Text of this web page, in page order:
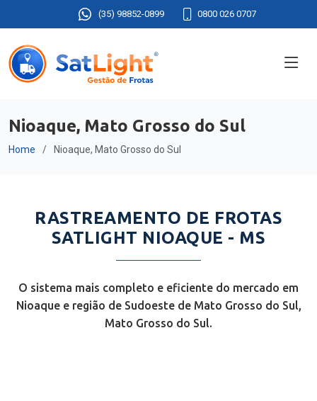
(35) 98852-0899 0800 026 0707
Nioaque, Mato Grosso do Sul
Home Nioaque, Mato Grosso do Sul
RASTREAMENTO DE FROTAS
SATLIGHT NIOAQUE - MS
O sistema mais completo e eficiente do mercado em
Nioaque e região de Sudoeste de Mato Grosso do Sul,
Mato Grosso do Sul.